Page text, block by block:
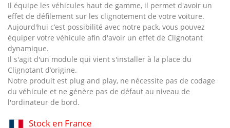
Il équipe les véhicules haut de gamme, il permet d'avoir un
effet de défilement sur les clignotement de votre voiture.
Aujourd'hui c’est possibilité avec notre pack, vous pouvez
équiper votre véhicule afin d'avoir un effet de Clignotant
dynamique.
Il s'agit d'un module qui vient s'installer à la place du
Clignotant d’origine.
Notre produit est plug and play, ne nécessite pas de codage
du véhicule et ne génère pas de défaut au niveau de
l'ordinateur de bord.
Stock en France